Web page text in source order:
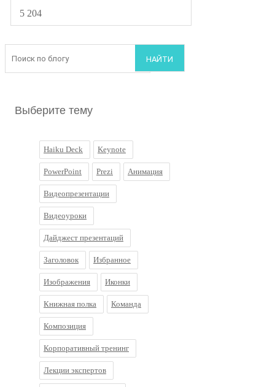
5 204
Выберите тему
Haiku Deck Keynote
PowerPoint Prezi Анимация
Видеопрезентации
Видеоуроки
Дайджест презентаций
Заголовок Избранное
Изображения Иконки
Книжная полка Команда
Композиция
Корпоративный тренинг
Лекции экспертов